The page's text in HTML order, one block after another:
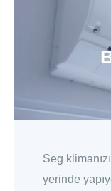
Seg
yerinde